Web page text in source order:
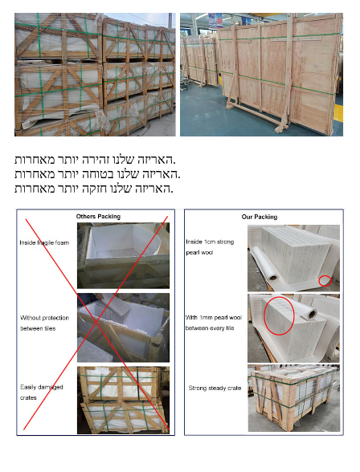
האריזה שלנו זהירה יותר מאחרות.
האריזה שלנו בטוחה יותר מאחרות.
האריזה שלנו חזקה יותר מאחרות.